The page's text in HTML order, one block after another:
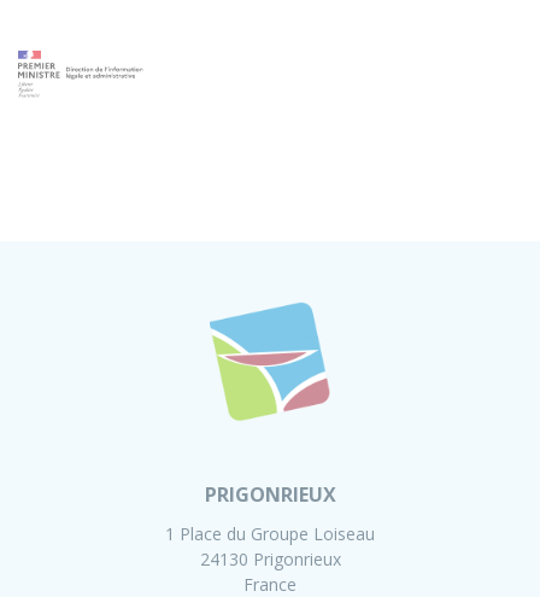
PRIGONRIEUX
1 Place du Groupe Loiseau
24130 Prigonrieux
France